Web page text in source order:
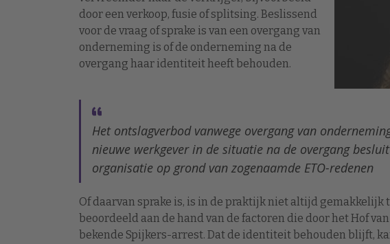
door een verkoop, fusie of splitsing. Beslissend
voor de vraag of sprake is van een overgang van
onderneming is of de onderneming na de
overgang haar identiteit heeft behouden.
Het ontslagverbod vanwege overgang van
nieuwe werkgever in de situatie na de overgang
organisatie op grond van zogenaamde ETO-redenen
Of daarvan sprake is, is in de praktijk niet altijd gemakkelijk
beoordeeld aan de hand van de factoren die door het Hof
bekende Spijkers-arrest. Dat de identiteit behouden blijft,